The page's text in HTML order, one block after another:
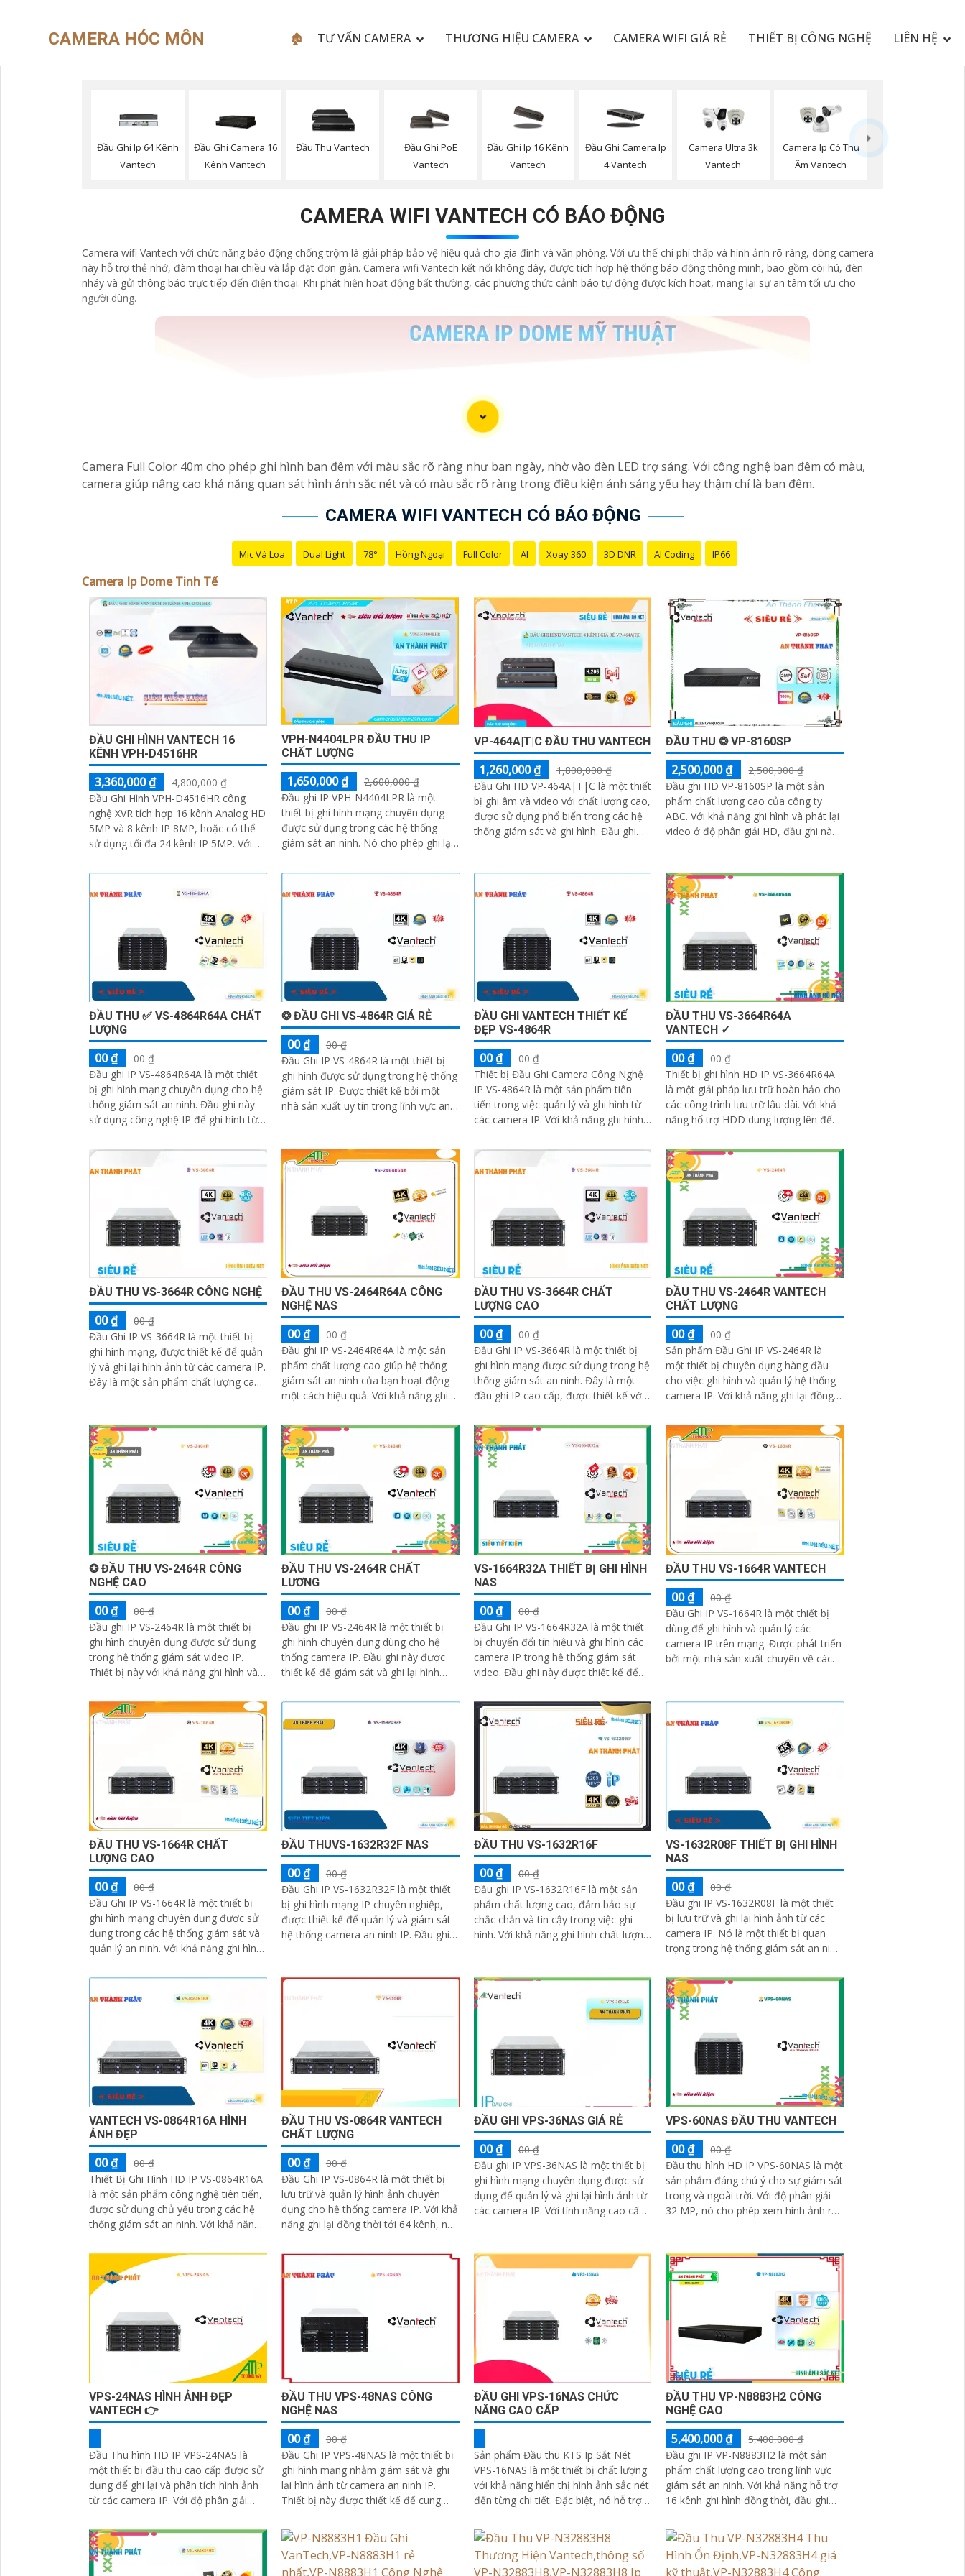
CAMERA HÓC MÔN 🏚 TƯ VẤN CAMERA THƯƠNG HIỆU CAMERA CAMERA WIFI GIÁ RẺ THIẾT BỊ CÔNG NGHỆ LIÊN HỆ
Đầu Ghi Ip 64 Kênh
Vantech
Đầu Ghi Camera 16
Kênh Vantech
Đầu Thu Vantech
Đầu Ghi PoE
Vantech
Đầu Ghi Ip 16 Kênh
Vantech
Đầu Ghi Camera Ip
4 Vantech
Camera Ultra 3k
Vantech
Camera Ip Có Thu
Âm Vantech
CAMERA WIFI VANTECH CÓ BÁO ĐỘNG
Camera wifi Vantech với chức năng báo động chống trộm là giải pháp bảo vệ hiệu quả cho gia đình và văn phòng. Với ưu thế chi phí thấp và hình ảnh rõ ràng, dòng camera
này hỗ trợ thẻ nhớ, đàm thoại hai chiều và lắp đặt đơn giản. Camera wifi Vantech kết nối không dây, được tích hợp hệ thống báo động thông minh, bao gồm còi hú, đèn
nháy và gửi thông báo trực tiếp đến điện thoại. Khi phát hiện hoạt động bất thường, các phương thức cảnh báo tự động được kích hoạt, mang lại sự an tâm tối ưu cho
người dùng.
Camera Full Color 40m cho phép ghi hình ban đêm với màu sắc rõ ràng như ban ngày, nhờ vào đèn LED trợ sáng. Với công nghệ ban đêm có màu,
camera giúp nâng cao khả năng quan sát hình ảnh sắc nét và có màu sắc rõ ràng trong điều kiện ánh sáng yếu hay thậm chí là ban đêm.
CAMERA WIFI VANTECH CÓ BÁO ĐỘNG
Mic Và Loa Dual Light 78° Hồng Ngoại Full Color AI Xoay 360 3D DNR AI Coding IP66
Camera Ip Dome Tinh Tế
ĐẦU GHI HÌNH VANTECH 16
KÊNH VPH-D4516HR
3,360,000 ₫
4,800,000 ₫
Đầu Ghi Hình VPH-D4516HR công
nghệ XVR tích hợp 16 kênh Analog HD
5MP và 8 kênh IP 8MP, hoặc có thể
sử dụng tối đa 24 kênh IP 5MP. Với
đầu ghi đảm bảo truyền tải dữ liệu ổn
định, nhanh chóng giúp việc giám sát
VPH-N4404LPR ĐẦU THU IP
CHẤT LƯỢNG
1,650,000 ₫
2,600,000 ₫
Đầu ghi IP VPH-N4404LPR là một
thiết bị ghi hình mạng chuyên dụng
được sử dụng trong các hệ thống
giám sát an ninh. Nó cho phép ghi lại
giám sát và bảo vệ các khu vực trong
thời gian thực
VP-464A|T|C ĐẦU THU VANTECH
1,260,000 ₫
1,800,000 ₫
Đầu Ghi HD VP-464A|T|C là một thiết
bị ghi âm và video với chất lượng cao,
được sử dụng phổ biến trong các hệ
thống giám sát và ghi hình. Đầu ghi
ĐẦU THU ❂ VP-8160SP
2,500,000 ₫
2,500,000 ₫
Đầu ghi HD VP-8160SP là một sản
phẩm chất lượng cao của công ty
ABC. Với khả năng ghi hình và phát lại
video ở độ phân giải HD, đầu ghi này
ĐẦU THU ✅ VS-4864R64A CHẤT
LƯỢNG
00 ₫
00 ₫
Đầu ghi IP VS-4864R64A là một thiết
bị ghi hình mạng chuyên dụng cho hệ
thống giám sát an ninh. Đầu ghi này
sử dụng công nghệ IP để ghi hình từ
số trên đĩa cứng
❂ ĐẦU GHI VS-4864R GIÁ RẺ
00 ₫
00 ₫
Đầu Ghi IP VS-4864R là một thiết bị
ghi hình được sử dụng trong hệ thống
giám sát IP. Được thiết kế bởi một
nhà sản xuất uy tín trong lĩnh vực an
ĐẦU GHI VANTECH THIẾT KẾ
ĐẸP VS-4864R
00 ₫
00 ₫
Thiết bị Đầu Ghi Camera Công Nghệ
IP VS-4864R là một sản phẩm tiên
tiến trong việc quản lý và ghi hình từ
các camera IP. Với khả năng ghi hình
chất lượng hình ảnh sắc nét và chất
lượng âm thanh cao
ĐẦU THU VS-3664R64A
VANTECH ✓
00 ₫
00 ₫
Thiết bị ghi hình HD IP VS-3664R64A
là một giải pháp lưu trữ hoàn hảo cho
các công trình lưu trữ lâu dài. Với khả
năng hổ trợ HDD dung lượng lên đến
lớn dữ liệu
ĐẦU THU VS-3664R CÔNG NGHỆ
00 ₫
00 ₫
Đầu Ghi IP VS-3664R là một thiết bị
ghi hình mạng, được thiết kế để quản
lý và ghi lại hình ảnh từ các camera IP.
Đây là một sản phẩm chất lượng cao
ĐẦU THU VS-2464R64A CÔNG
NGHỆ NAS
00 ₫
00 ₫
Đầu ghi IP VS-2464R64A là một sản
phẩm chất lượng cao giúp hệ thống
giám sát an ninh của bạn hoạt động
một cách hiệu quả. Với khả năng ghi
ĐẦU THU VS-3664R CHẤT
LƯỢNG CAO
00 ₫
00 ₫
Đầu Ghi IP VS-3664R là một thiết bị
ghi hình mạng được sử dụng trong hệ
thống giám sát an ninh. Đây là một
đầu ghi IP cao cấp, được thiết kế với
nhằm đảm bảo an ninh và tin cậy của
hệ thống giám sát
ĐẦU THU VS-2464R VANTECH
CHẤT LƯỢNG
00 ₫
00 ₫
Sản phẩm Đầu Ghi IP VS-2464R là
một thiết bị chuyên dụng hàng đầu
cho việc ghi hình và quản lý hệ thống
camera IP. Với khả năng ghi lại đồng
✪ ĐẦU THU VS-2464R CÔNG
NGHỆ CAO
00 ₫
00 ₫
Đầu ghi IP VS-2464R là một thiết bị
ghi hình chuyên dụng được sử dụng
trong hệ thống giám sát video IP.
Thiết bị này với khả năng ghi hình và
ĐẦU THU VS-2464R CHẤT
LƯƠNG
00 ₫
00 ₫
Đầu ghi IP VS-2464R là một thiết bị
ghi hình chuyên dụng dùng cho hệ
thống camera IP. Đầu ghi này được
thiết kế để giám sát và ghi lại hình
một mạng
VS-1664R32A THIẾT BỊ GHI HÌNH
NAS
00 ₫
00 ₫
Đầu Ghi IP VS-1664R32A là một thiết
bị chuyển đổi tín hiệu và ghi hình các
camera IP trong hệ thống giám sát
video. Đầu ghi này được thiết kế để
hình ảnh từ các camera IP trong thời
gian thực
ĐẦU THU VS-1664R VANTECH
00 ₫
00 ₫
Đầu Ghi IP VS-1664R là một thiết bị
dùng để ghi hình và quản lý các
camera IP trên mạng. Được phát triển
bởi một nhà sản xuất chuyên về các
ĐẦU THU VS-1664R CHẤT
LƯỢNG CAO
00 ₫
00 ₫
Đầu Ghi IP VS-1664R là một thiết bị
ghi hình mạng chuyên dụng được sử
dụng trong các hệ thống giám sát và
quản lý an ninh. Với khả năng ghi hình
phép người dùng theo dõi và ghi lại
nhiều camera IP cùng một lúc
ĐẦU THUVS-1632R32F NAS
00 ₫
00 ₫
Đầu Ghi IP VS-1632R32F là một thiết
bị ghi hình mạng IP chuyên nghiệp,
được thiết kế để quản lý và giám sát
hệ thống camera an ninh IP. Đầu ghi
ĐẦU THU VS-1632R16F
00 ₫
00 ₫
Đầu ghi IP VS-1632R16F là một sản
phẩm chất lượng cao, đảm bảo sự
chắc chắn và tin cậy trong việc ghi
hình. Với khả năng ghi hình chất lượng
VS-1632R08F THIẾT BỊ GHI HÌNH
NAS
00 ₫
00 ₫
Đầu ghi IP VS-1632R08F là một thiết
bị lưu trữ và ghi lại hình ảnh từ các
camera IP. Nó là một thiết bị quan
trọng trong hệ thống giám sát an ninh
ngành như an ninh, bảo vệ, giao
thông và giám sát
VANTECH VS-0864R16A HÌNH
ẢNH ĐẸP
00 ₫
00 ₫
Thiết Bị Ghi Hình HD IP VS-0864R16A
là một sản phẩm công nghệ tiên tiến,
được sử dụng chủ yếu trong các hệ
thống giám sát an ninh. Với khả năng
ĐẦU THU VS-0864R VANTECH
CHẤT LƯỢNG
00 ₫
00 ₫
Đầu Ghi IP VS-0864R là một thiết bị
lưu trữ và quản lý hình ảnh chuyên
dụng cho hệ thống camera IP. Với khả
năng ghi lại đồng thời tới 64 kênh, nó
giám sát một cách đáng tin cậy từ xa
ĐẦU GHI VPS-36NAS GIÁ RẺ
00 ₫
00 ₫
Đầu ghi IP VPS-36NAS là một thiết bị
ghi hình mạng chuyên dụng được sử
dụng để quản lý và ghi lại hình ảnh từ
các camera IP. Với tính năng cao cấp
VPS-60NAS ĐẦU THU VANTECH
00 ₫
00 ₫
Đầu thu hình HD IP VPS-60NAS là một
sản phẩm đáng chú ý cho sự giám sát
trong và ngoài trời. Với độ phân giải
32 MP, nó cho phép xem hình ảnh rõ
VPS-24NAS HÌNH ẢNH ĐẸP
VANTECH 👉
Đầu Thu hình HD IP VPS-24NAS là
một thiết bị đầu thu cao cấp được sử
dụng để ghi lại và phân tích hình ảnh
từ các camera IP. Với độ phân giải
ghi...
ĐẦU THU VPS-48NAS CÔNG
NGHỆ NAS
00 ₫
00 ₫
Đầu Ghi IP VPS-48NAS là một thiết bị
ghi hình mạng nhằm giám sát và ghi
lại hình ảnh từ camera an ninh IP.
Thiết bị này được thiết kế để cung
liệu video an ninh từ nhiều camera IP
khác nhau
ĐẦU GHI VPS-16NAS CHỨC
NĂNG CAO CẤP
Sản phẩm Đầu thu KTS Ip Sắt Nét
VPS-16NAS là một thiết bị chất lượng
với khả năng hiển thị hình ảnh sắc nét
đến từng chi tiết. Đặc biệt, nó hỗ trợ
ban đêm
ĐẦU THU VP-N8883H2 CÔNG
NGHỆ CAO
5,400,000 ₫
5,400,000 ₫
Đầu ghi IP VP-N8883H2 là một sản
phẩm chất lượng cao trong lĩnh vực
giám sát an ninh. Với khả năng hỗ trợ
16 kênh ghi hình đồng thời, đầu ghi
đa cho người dùng